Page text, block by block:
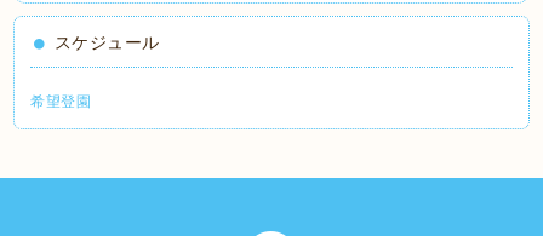
スケジュール
希望登園